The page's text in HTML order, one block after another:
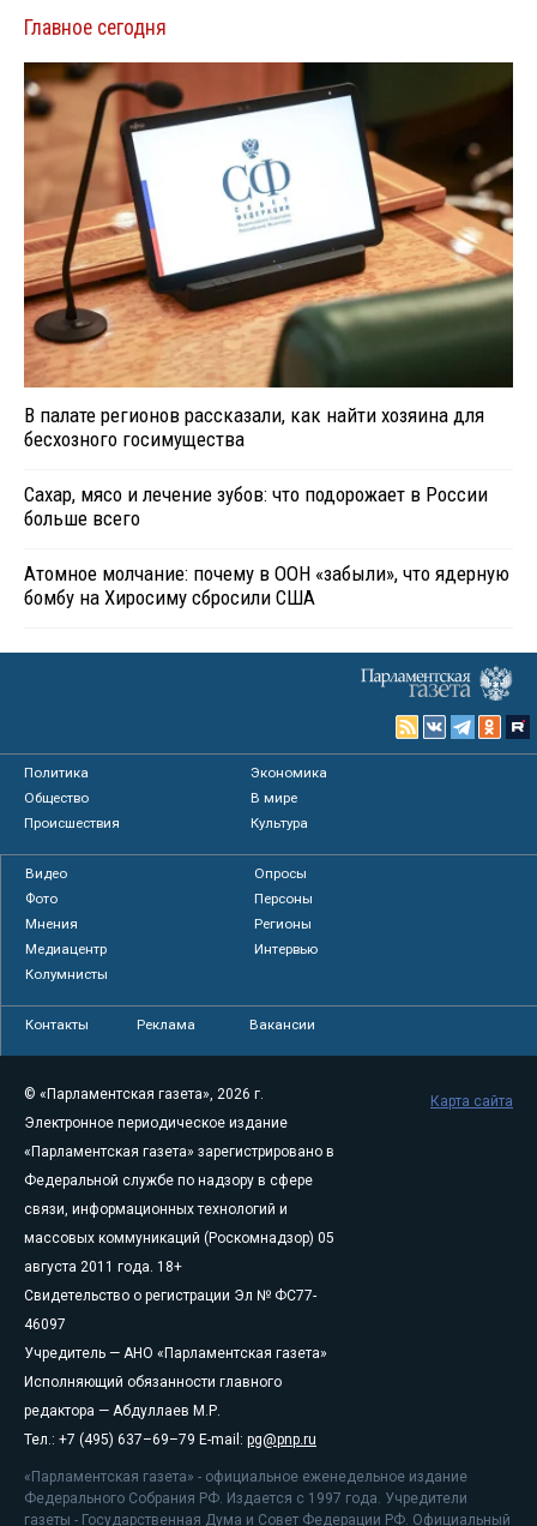
Главное сегодня
В палате регионов рассказали, как найти хозяина для
бесхозного госимущества
Сахар, мясо и лечение зубов: что подорожает в России
больше всего
Атомное молчание: почему в ООН «забыли», что ядерную
бомбу на Хиросиму сбросили США
Политика
Экономика
Общество
В мире
Происшествия
Культура
Видео
Опросы
Фото
Персоны
Мнения
Регионы
Медиацентр
Интервью
Колумнисты
Контакты Реклама Вакансии
© «Парламентская газета», 2026 г.
Электронное периодическое издание
«Парламентская газета» зарегистрировано в
Федеральной службе по надзору в сфере
связи, информационных технологий и
массовых коммуникаций (Роскомнадзор) 05
августа 2011 года. 18+
Свидетельство о регистрации Эл № ФС77-
46097
Учредитель — АНО «Парламентская газета»
Исполняющий обязанности главного
редактора — Абдуллаев М.Р.
Тел.: +7 (495) 637–69–79 E-mail: pg@pnp.ru
«Парламентская газета» - официальное еженедельное издание
Федерального Собрания РФ. Издается с 1997 года. Учредители
газеты - Государственная Дума и Совет Федерации РФ. Официальный
Карта сайта